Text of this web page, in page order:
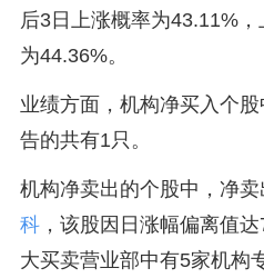
后3日上涨概率为43.11%
为44.36%。
业绩方面，机构净买入个
告的共有1只。
机构净卖出的个股中，净
科，该股因日涨幅偏离值
大买卖营业部中有5家机构